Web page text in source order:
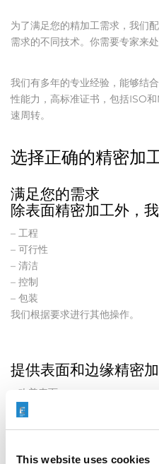
This website uses cookies
为了满足您的精加工需求，我们
需求的不同技术。你需要专家来处
我们有多年的专业经验，能够结
性能力，高标准证书，包括ISO
速周转。
选择正确的精密加
满足您的需求
除表面精密加工外，
– 工程
– 可行性
– 清洁
– 控制
– 包装
我们根据要求进行其他操作。
提供表面和边缘精密
– 改善表面
– 去飞边